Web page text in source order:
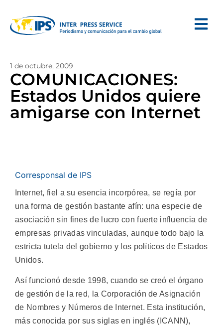
1 de octubre, 2009
COMUNICACIONES:
Estados Unidos quiere
amigarse con Internet
Corresponsal de IPS
Internet, fiel a su esencia incorpórea, se regía por
una forma de gestión bastante afín: una especie de
asociación sin fines de lucro con fuerte influencia de
empresas privadas vinculadas, aunque todo bajo la
estricta tutela del gobierno y los políticos de Estados
Unidos.
Así funcionó desde 1998, cuando se creó el órgano
de gestión de la red, la Corporación de Asignación
de Nombres y Números de Internet. Esta institución,
más conocida por sus siglas en inglés (ICANN),